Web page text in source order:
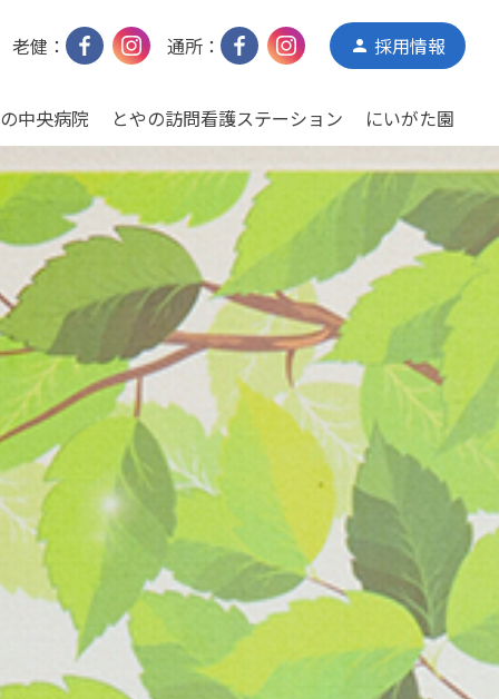
老健： 通所： person 採用情報
中央病院 とやの訪問看護ステーション にいがた園